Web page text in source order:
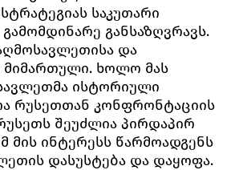
საკუთარი
განსაზღვრავს.
და
მიმართული. ხოლო მას
ისტორიული
რუსეთთან კონფრონტაციის
შეუძლია პირდაპირ
მის ინტერესს წარმოადგენს
დასუსტება და დაყოფა.